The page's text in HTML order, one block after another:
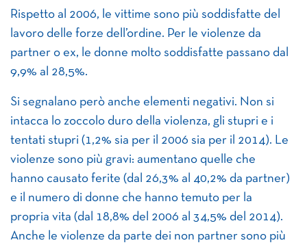
Rispetto al 2006, le vittime sono più soddisfatte del
lavoro delle forze dell’ordine. Per le violenze da
partner o ex, le donne molto soddisfatte passano dal
9,9% al 28,5%.
Si segnalano però anche elementi negativi. Non si
intacca lo zoccolo duro della violenza, gli stupri e i
tentati stupri (1,2% sia per il 2006 sia per il 2014). Le
violenze sono più gravi: aumentano quelle che
hanno causato ferite (dal 26,3% al 40,2% da partner)
e il numero di donne che hanno temuto per la
propria vita (dal 18,8% del 2006 al 34,5% del 2014).
Anche le violenze da parte dei non partner sono più